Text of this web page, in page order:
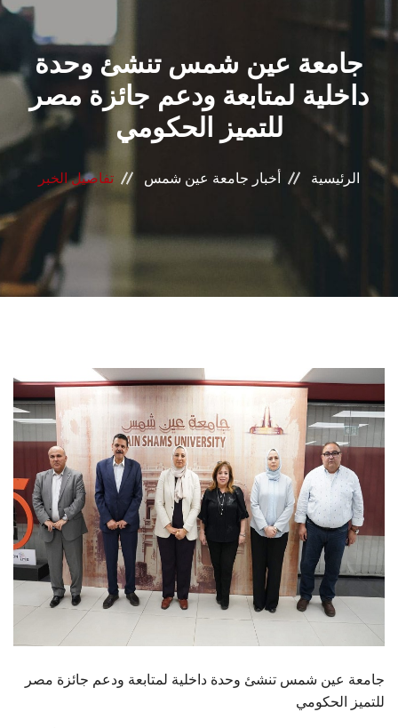
القطاعـات
الشئون الأكاديمية
البحث العلمي
المراكز والوحدات
الأنظمة الذكية
الطلاب
هيئة التدريس
الدراسات العليا
الخريجين
الموظفون
الزائـرون
جامعة عين شمس تنشئ وحدة
داخلية لمتابعة ودعم جائزة مصر
للتميز الحكومي
الرئيسية أخبار جامعة عين شمس تفاصيل الخبر
جامعة عين شمس تنشئ وحدة داخلية لمتابعة ودعم جائزة مصر
للتميز الحكومي